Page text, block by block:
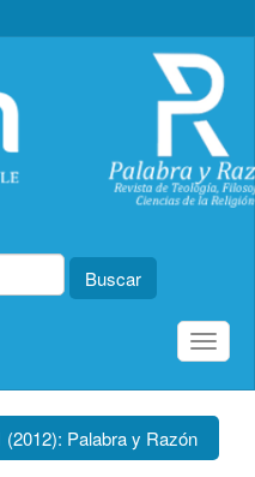
Buscar
Toggle
(2012): Palabra y Razón